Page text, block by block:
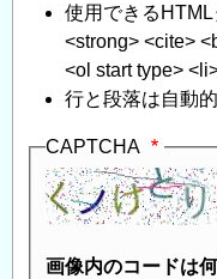
使用できる
<strong> <cite>
<ol start type>
行と段落は自動
CAPTCHA
画像内のコードは